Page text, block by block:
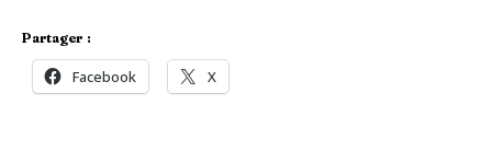
Partager :
Facebook X